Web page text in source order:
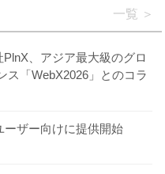
一覧
PlnX、アジア最大級のグロ
ス「WebX2026」とのコラ
ーザー向けに提供開始